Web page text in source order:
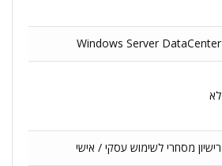
Windows Server DataCenter
לא
רישיון מסחרי לשימוש עסקי / אישי